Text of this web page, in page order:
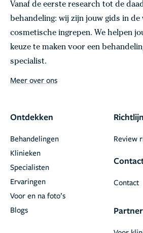
Vanaf de eerste research tot de
behandeling: wij zijn jouw gids in de
cosmetische ingrepen. We helpen
keuze te maken voor een
specialist.
Meer over ons
Ontdekken
Behandelingen
Klinieken
Specialisten
Ervaringen
Voor en na foto’s
Blogs
Review
Contact